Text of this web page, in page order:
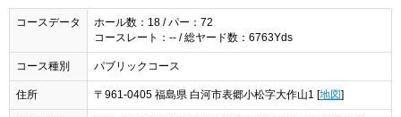
コースデータ
ホール数：18 / パー：72
コースレート：-- / 総ヤード数：6763Yds
コース種別 パブリックコース
住所 〒961-0405 福島県 白河市表郷小松字大作山1 [ 地図